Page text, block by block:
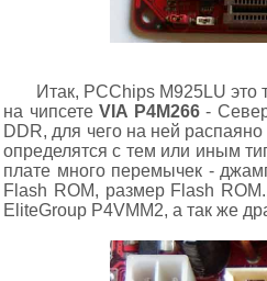
Итак, PCChips M925LU это
на чипсетеVIA P4M266-
DDR, для чего на ней
определятся с тем или иным
плате много перемычек -
Flash ROM, размер Flash
EliteGroup P4VMM2, а так же